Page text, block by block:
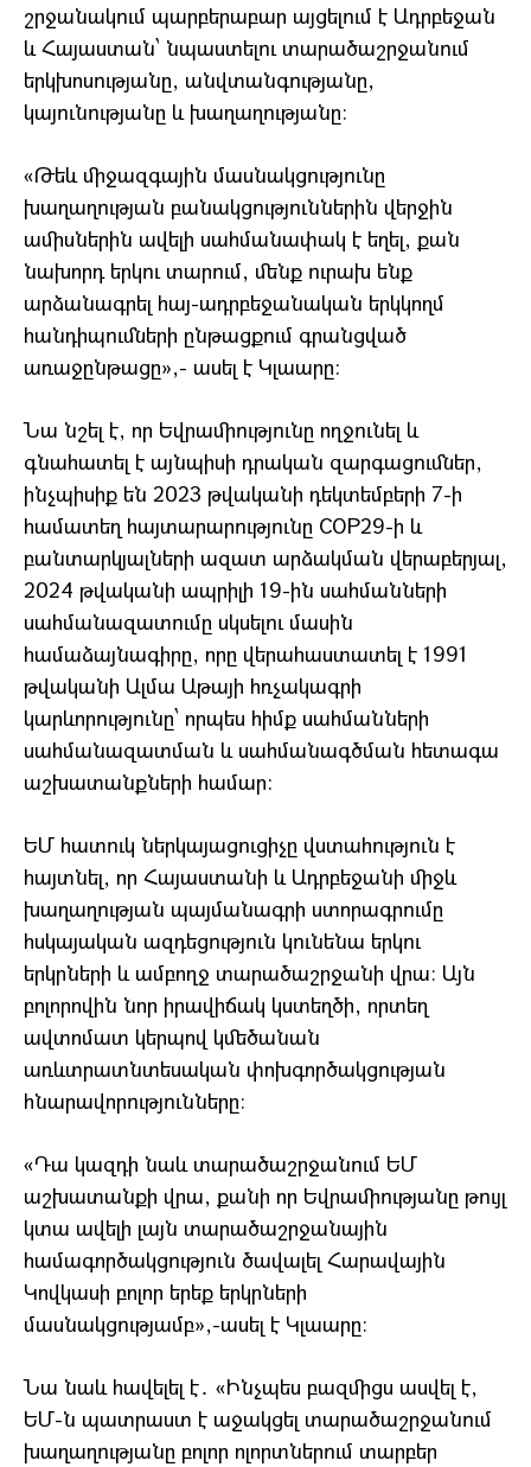
շրջանակում պարբերաբար այցելում է Ադրբեջան
և Հայաստան՝ նպաստելու տարածաշրջանում
երկխոսությանը, անվտանգությանը,
կայունությանը և խաղաղությանը։
«Թեև միջազգային մասնակցությունը
խաղաղության բանակցություններին վերջին
ամիսներին ավելի սահմանափակ է եղել, քան
նախորդ երկու տարում, մենք ուրախ ենք
արձանագրել հայ-ադրբեջանական երկկողմ
հանդիպումների ընթացքում գրանցված
առաջընթացը»,- ասել է Կլաարը:
Նա նշել է, որ Եվրամիությունը ողջունել և
գնահատել է այնպիսի դրական զարգացումներ,
ինչպիսիք են 2023 թվականի դեկտեմբերի 7-ի
համատեղ հայտարարությունը COP29-ի և
բանտարկյալների ազատ արձակման վերաբերյալ,
2024 թվականի ապրիլի 19-ին սահմանների
սահմանազատումը սկսելու մասին
համաձայնագիրը, որը վերահաստատել է 1991
թվականի Ալմա Աթայի հռչակագրի
կարևորությունը՝ որպես հիմք սահմանների
սահմանազատման և սահմանագծման հետագա
աշխատանքների համար:
ԵՄ հատուկ ներկայացուցիչը վստահություն է
հայտնել, որ Հայաստանի և Ադրբեջանի միջև
խաղաղության պայմանագրի ստորագրումը
հսկայական ազդեցություն կունենա երկու
երկրների և ամբողջ տարածաշրջանի վրա։ Այն
բոլորովին նոր իրավիճակ կստեղծի, որտեղ
ավտոմատ կերպով կմեծանան
առևտրատնտեսական փոխգործակցության
հնարավորությունները։
«Դա կազդի նաև տարածաշրջանում ԵՄ
աշխատանքի վրա, քանի որ Եվրամիությանը թույլ
կտա ավելի լայն տարածաշրջանային
համագործակցություն ծավալել Հարավային
Կովկասի բոլոր երեք երկրների
մասնակցությամբ»,-ասել է Կլաարը։
Նա նաև հավելել է․ «Ինչպես բազմիցս ասվել է,
ԵՄ-ն պատրաստ է աջակցել տարածաշրջանում
խաղաղությանը բոլոր ոլորտներում տարբեր